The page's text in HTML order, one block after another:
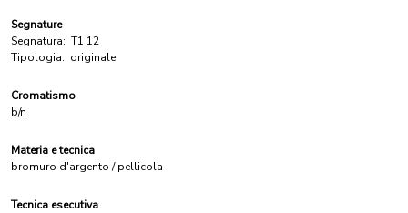
Segnature
Segnatura: T1 12
Tipologia: originale
Cromatismo
b/n
Materia e tecnica
bromuro d'argento / pellicola
Tecnica esecutiva